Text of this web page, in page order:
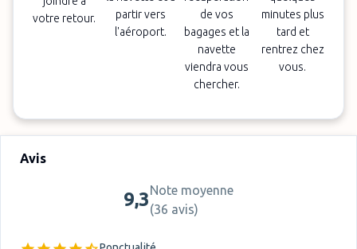
votre retour.
partir vers
l'aéroport.
de vos
bagages et la
navette
viendra vous
chercher.
minutes plus
tard et
rentrez chez
vous.
Avis
9,3Note moyenne
(36 avis)